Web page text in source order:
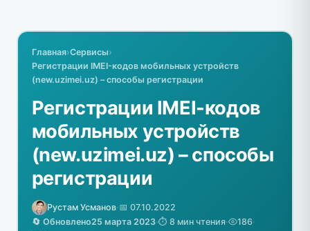
Главная›Сервисы›
Регистрации IMEI-кодов мобильных устройств
(new.uzimei.uz) – способы регистрации
Регистрации IMEI-кодов
мобильных устройств
(new.uzimei.uz) – способы
регистрации
Рустам Усманов·📅 07.10.2022
🔄 Обновлено25 марта 2023·⏱️ 8 мин чтения· 186·